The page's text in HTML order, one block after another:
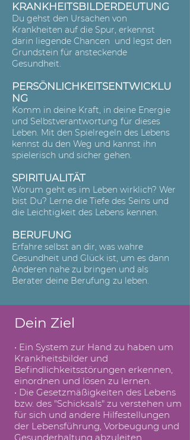
KRANKHEITSBILDERDEUTUNG
Du gehst den Ursachen von
Krankheiten auf die Spur, erkennst
darin liegende Chancen und legst den
Grundstein für ansteckende
Gesundheit.
PERSÖNLICHKEITSENTWICKLU
NG
Komm in deine Kraft, in deine Energie
und Selbstverantwortung für dieses
Leben. Mit den Spielregeln des Lebens
kennst du den Weg und kannst ihn
spielerisch und sicher gehen.
SPIRITUALITÄT
Worum geht es im Leben wirklich? Wer
bist Du? Lerne die Tiefe des Seins und
die Leichtigkeit des Lebens kennen.
BERUFUNG
Erfahre selbst an dir, was wahre
Gesundheit und Glück ist, um es dann
Anderen nahe zu bringen und als
Berater deine Berufung zu leben.
Dein Ziel
• Ein System zur Hand zu haben um
Krankheitsbilder und
Befindlichkeitsstörungen erkennen,
einordnen und lösen zu lernen.
• Die Gesetzmäßigkeiten des Lebens
bzw. des "Schicksals" zu verstehen um
für sich und andere Hilfestellungen
der Lebensführung, Vorbeugung und
Gesunderhaltung abzuleiten.